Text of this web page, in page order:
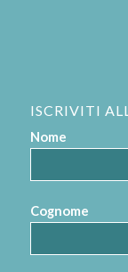
ISCRIVITI
Nome
Cognome